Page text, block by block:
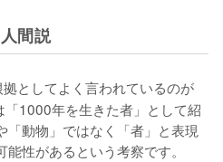
間説
としてよく言われているのが
1000年を生きた者」として紹
動物」ではなく「者」と表現
性があるという考察です。